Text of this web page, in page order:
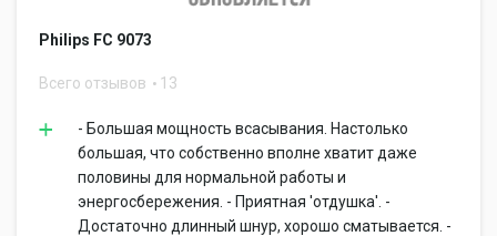
Philips FC 9073
Всего отзывов 13
- Большая мощность всасывания. Настолько
большая, что собственно вполне хватит даже
половины для нормальной работы и
энергосбережения. - Приятная 'отдушка'. -
Достаточно длинный шнур, хорошо сматывается. -